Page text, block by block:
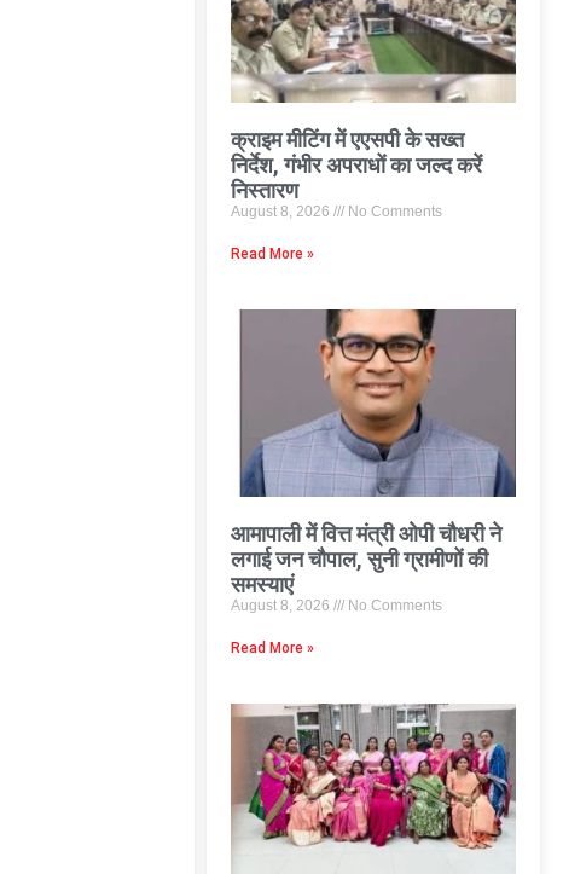
क्राइम मीटिंग में एएसपी के सख्त
निर्देश, गंभीर अपराधों का जल्द करें
निस्तारण
August 8, 2026 No Comments
Read More »
आमापाली में वित्त मंत्री ओपी चौधरी ने
लगाई जन चौपाल, सुनी ग्रामीणों की
समस्याएं
August 8, 2026 No Comments
Read More »